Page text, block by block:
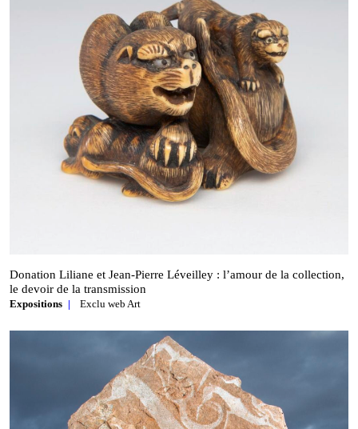
Donation Liliane et Jean‑Pierre Léveilley : l’amour de la collection,
le devoir de la transmission
Expositions Exclu web Art